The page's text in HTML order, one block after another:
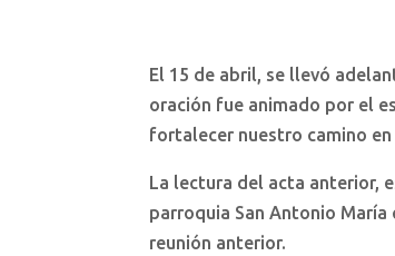
El 15 de abril, se llevó
oración fue animado por el
fortalecer nuestro camino en
La lectura del acta anterior,
parroquia San Antonio
reunión anterior.